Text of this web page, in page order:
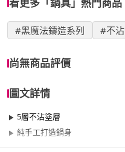
#黑魔法鑄造系列 #不沾
尚無商品評價
圖文詳情
5層不沾塗層
純手工打造鍋身